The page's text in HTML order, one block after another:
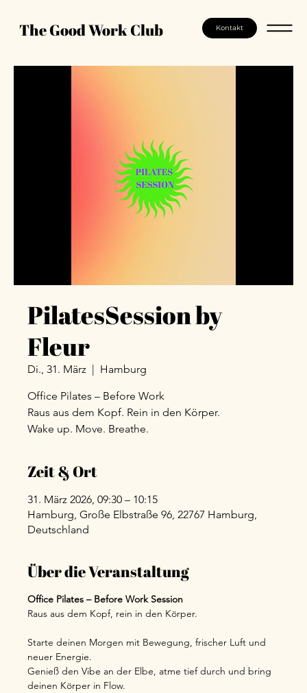
The Good Work Club Kontakt
PilatesSession by
Fleur
Di., 31. März
  |
Hamburg
Office Pilates – Before Work
Raus aus dem Kopf. Rein in den Körper.
Wake up. Move. Breathe.
Zeit & Ort
31. März 2026, 09:30 – 10:15
Hamburg, Große Elbstraße 96, 22767 Hamburg,
Deutschland
Über die Veranstaltung
Office Pilates – Before Work Session
Raus aus dem Kopf, rein in den Körper.
Starte deinen Morgen mit Bewegung, frischer Luft und
neuer Energie.
Genieß den Vibe an der Elbe, atme tief durch und bring
deinen Körper in Flow.